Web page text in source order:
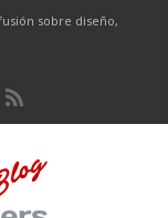
sobre diseño,